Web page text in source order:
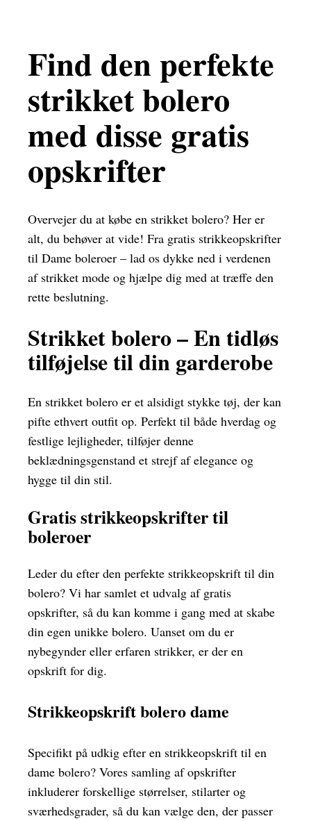
Find den perfekte
strikket bolero
med disse gratis
opskrifter
Overvejer du at købe en strikket bolero? Her er
alt, du behøver at vide! Fra gratis strikkeopskrifter
til Dame boleroer – lad os dykke ned i verdenen
af strikket mode og hjælpe dig med at træffe den
rette beslutning.
Strikket bolero – En tidløs
tilføjelse til din garderobe
En strikket bolero er et alsidigt stykke tøj, der kan
pifte ethvert outfit op. Perfekt til både hverdag og
festlige lejligheder, tilføjer denne
beklædningsgenstand et strejf af elegance og
hygge til din stil.
Gratis strikkeopskrifter til
boleroer
Leder du efter den perfekte strikkeopskrift til din
bolero? Vi har samlet et udvalg af gratis
opskrifter, så du kan komme i gang med at skabe
din egen unikke bolero. Uanset om du er
nybegynder eller erfaren strikker, er der en
opskrift for dig.
Strikkeopskrift bolero dame
Specifikt på udkig efter en strikkeopskrift til en
dame bolero? Vores samling af opskrifter
inkluderer forskellige størrelser, stilarter og
sværhedsgrader, så du kan vælge den, der passer